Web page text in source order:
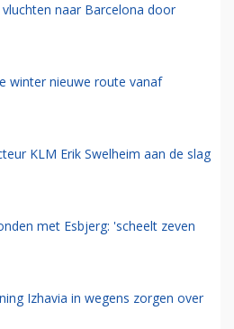
naar Barcelona door
winter nieuwe route vanaf
KLM Erik Swelheim aan de slag
met Esbjerg: 'scheelt zeven
Izhavia in wegens zorgen over